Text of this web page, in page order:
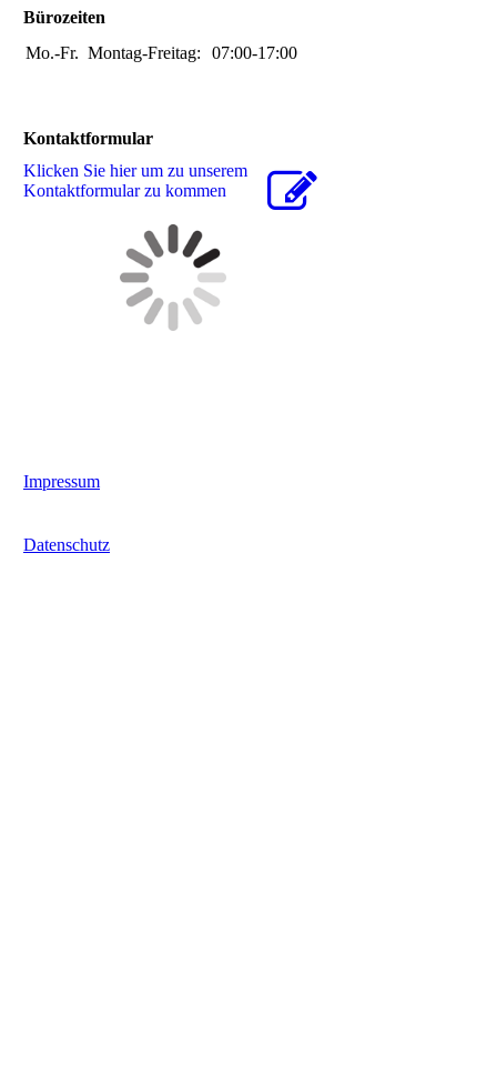
Bürozeiten
Mo.-Fr. Montag-Freitag: 07:00-17:00
Kontaktformular
Klicken Sie hier um zu unserem
Kon­takt­for­mu­lar zu kommen
Impressum
Datenschutz